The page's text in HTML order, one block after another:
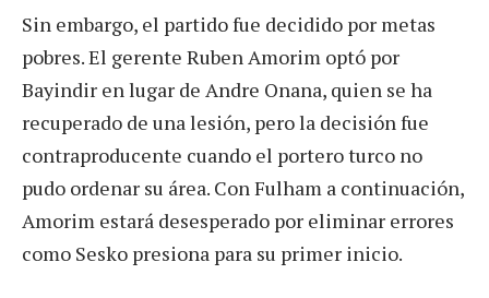
Sin embargo, el partido fue decidido por metas
pobres. El gerente Ruben Amorim optó por
Bayindir en lugar de Andre Onana, quien se ha
recuperado de una lesión, pero la decisión fue
contraproducente cuando el portero turco no
pudo ordenar su área. Con Fulham a continuación,
Amorim estará desesperado por eliminar errores
como Sesko presiona para su primer inicio.